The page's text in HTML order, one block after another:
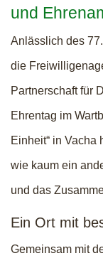
und
Anlässlich des
die
Partnerschaft für
Ehrentag im
Einheit“ in Vacha
wie kaum ein
und das
Ein Ort mit
Gemeinsam mit